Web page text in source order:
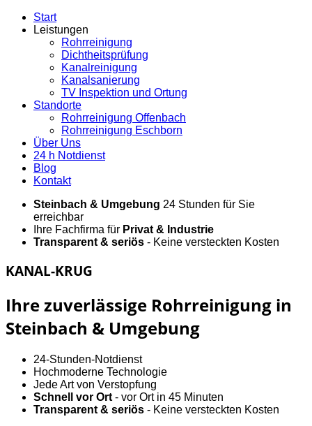
Start
Leistungen
Rohrreinigung
Dichtheitsprüfung
Kanalreinigung
Kanalsanierung
TV Inspektion und Ortung
Standorte
Rohrreinigung Offenbach
Rohrreinigung Eschborn
Über Uns
24 h Notdienst
Blog
Kontakt
Steinbach & Umgebung 24 Stunden für Sie
erreichbar
Ihre Fachfirma für Privat & Industrie
Transparent & seriös - Keine versteckten Kosten
KANAL-KRUG
Ihre zuverlässige Rohrreinigung in
Steinbach & Umgebung
24-Stunden-Notdienst
Hochmoderne Technologie
Jede Art von Verstopfung
Schnell vor Ort - vor Ort in 45 Minuten
Transparent & seriös - Keine versteckten Kosten